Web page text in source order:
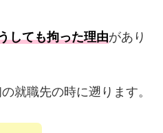
しても拘った理由があり
就職先の時に遡ります。